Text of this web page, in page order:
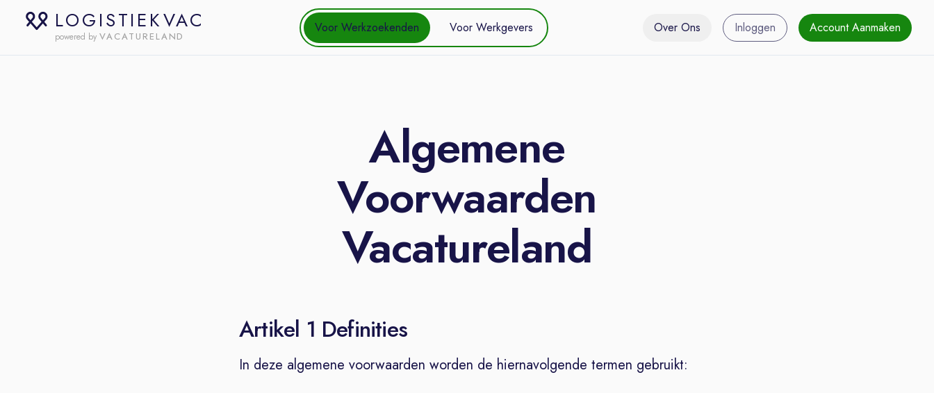
LOGISTIEKVAC
powered by VACATURELAND
Voor Werkzoekenden Voor Werkgevers Over Ons Inloggen Account Aanmaken
Algemene
Voorwaarden
Vacatureland
Artikel 1 Definities
In deze algemene voorwaarden worden de hiernavolgende termen gebruikt: